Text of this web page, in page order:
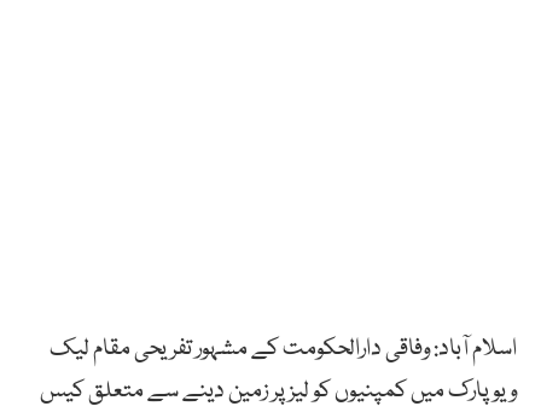
اسلام آباد: وفاقی دارالحکومت کے مشہور تفریحی مقام لیک
ویو پارک میں کمپنیوں کو لیز پر زمین دینے سے متعلق کیس